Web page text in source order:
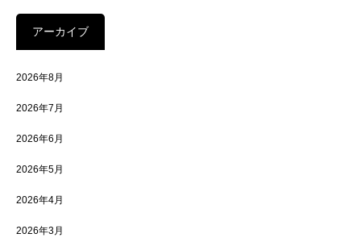
アーカイブ
2026年8月
2026年7月
2026年6月
2026年5月
2026年4月
2026年3月